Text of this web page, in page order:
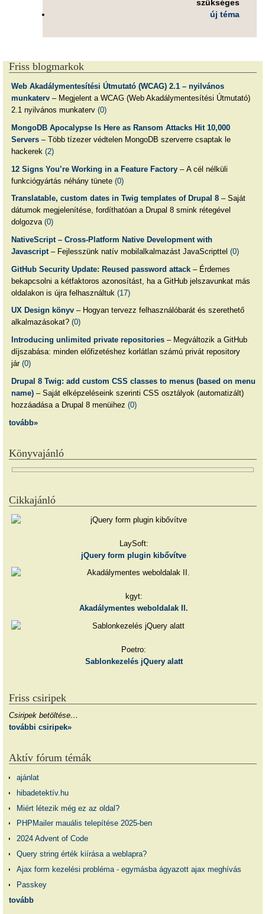
szükséges
új téma
Friss blogmarkok
Web Akadálymentesítési Útmutató (WCAG) 2.1 – nyilvános
munkaterv– Megjelent a WCAG (Web Akadálymentesítési Útmutató)
2.1 nyilvános munkaterv (0)
MongoDB Apocalypse Is Here as Ransom Attacks Hit 10,000
Servers– Több tízezer védtelen MongoDB szerverre csaptak le
hackerek (2)
12 Signs You’re Working in a Feature Factory– A cél nélküli
funkciógyártás néhány tünete (0)
Translatable, custom dates in Twig templates of Drupal 8– Saját
dátumok megjelenítése, fordíthatóan a Drupal 8 smink rétegével
dolgozva (0)
NativeScript – Cross-Platform Native Development with
Javascript– Fejlesszünk natív mobilalkalmazást JavaScripttel (0)
GitHub Security Update: Reused password attack– Érdemes
bekapcsolni a kétfaktoros azonosítást, ha a GitHub jelszavunkat más
oldalakon is újra felhasználtuk (17)
UX Design könyv– Hogyan tervezz felhasználóbarát és szerethető
alkalmazásokat? (0)
Introducing unlimited private repositories– Megváltozik a GitHub
díjszabása: minden előfizetéshez korlátlan számú privát repository
jár (0)
Drupal 8 Twig: add custom CSS classes to menus (based on menu
name)– Saját elképzeléseink szerinti CSS osztályok (automatizált)
hozzáadása a Drupal 8 menüihez (0)
tovább»
Könyvajánló
Cikkajánló
LaySoft:
jQuery form plugin kibővítve
kgyt:
Akadálymentes weboldalak II.
Poetro:
Sablonkezelés jQuery alatt
Friss csiripek
Csiripek betöltése…
további csiripek»
Aktív fórum témák
ajánlat
hibadetektív.hu
Miért létezik még ez az oldal?
PHPMailer mauális telepítése 2025-ben
2024 Advent of Code
Query string érték kiírása a weblapra?
Ajax form kezelési probléma - egymásba ágyazott ajax meghívás
Passkey
tovább